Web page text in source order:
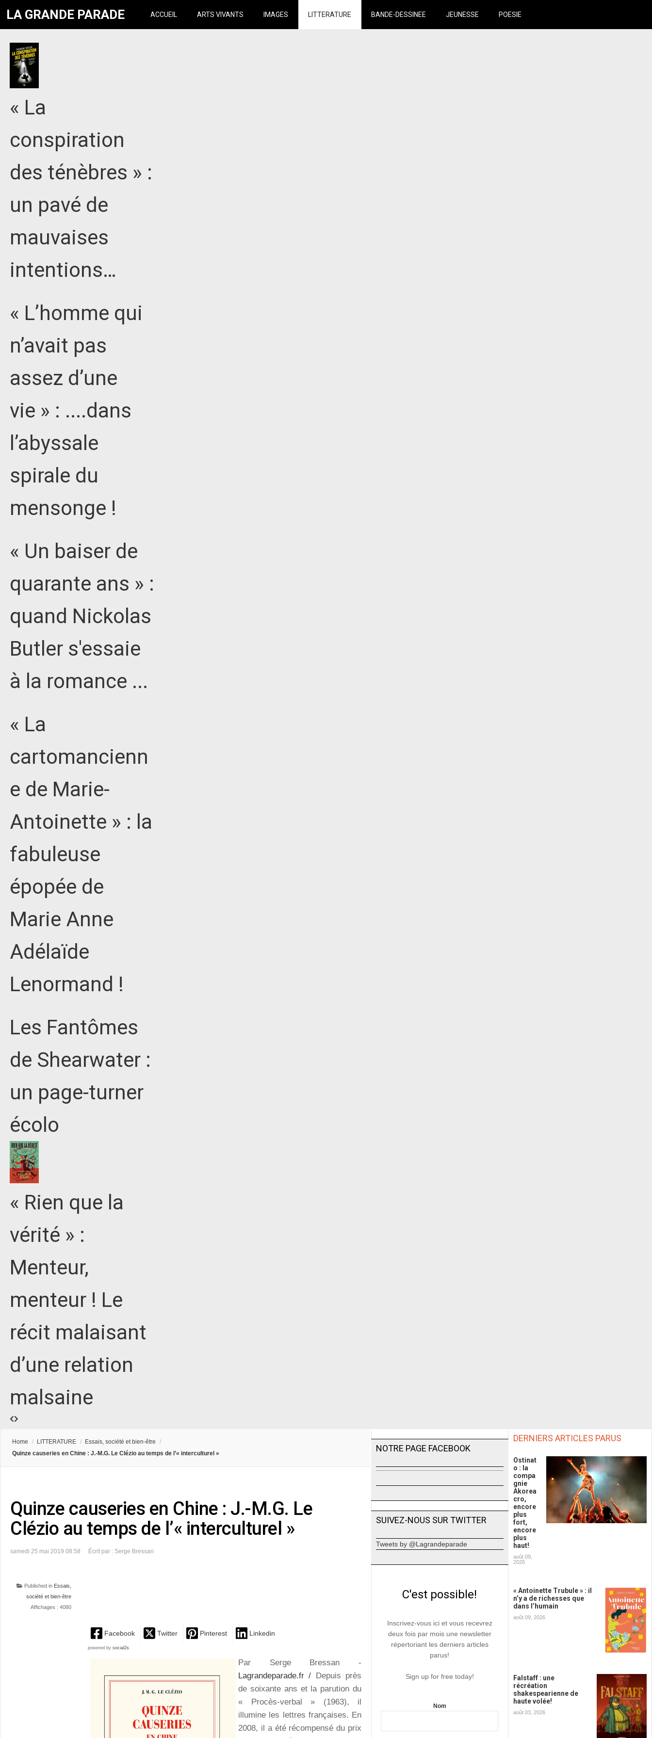
LA GRANDE PARADE ACCUEIL ARTS VIVANTS IMAGES LITTERATURE BANDE-DESSINEE JEUNESSE POESIE
« La
conspiration
des ténèbres » :
un pavé de
mauvaises
intentions…
« L’homme qui
n’avait pas
assez d’une
vie » : ....dans
l’abyssale
spirale du
mensonge !
« Un baiser de
quarante ans » :
quand Nickolas
Butler s'essaie
à la romance ...
« La
cartomancienn
e de Marie-
Antoinette » : la
fabuleuse
épopée de
Marie Anne
Adélaïde
Lenormand !
Les Fantômes
de Shearwater :
un page-turner
écolo
« Rien que la
vérité » :
Menteur,
menteur ! Le
récit malaisant
d’une relation
malsaine
Home / LITTERATURE / Essais, société et bien-être
/
Quinze causeries en Chine : J.-M.G. Le Clézio au temps de l’« interculturel »
Quinze causeries en Chine : J.-M.G. Le
Clézio au temps de l’« interculturel »
samedi 25 mai 2019 08:58 Écrit par : Serge Bressan
Published in Essais,
société et bien-être
Affichages : 4080
Facebook Twitter Pinterest Linkedin
powered by social2s
Par Serge Bressan -
Lagrandeparade.fr / Depuis près
de soixante ans et la parution du
« Procès-verbal » (1963), il
illumine les lettres françaises. En
2008, il a été récompensé du prix
NOTRE PAGE FACEBOOK
SUIVEZ-NOUS SUR TWITTER
Tweets by @Lagrandeparade
C'est possible!
Inscrivez-vous ici et vous recevrez
deux fois par mois une newsletter
répertoriant les derniers articles
parus!
Sign up for free today!
Nom
DERNIERS ARTICLES PARUS
Ostinat
o : la
compa
gnie
Akorea
cro,
encore
plus
fort,
encore
plus
haut!
août 09,
2026
« Antoinette Trubule » : il
n’y a de richesses que
dans l’humain
août 09, 2026
Falstaff : une
récréation
shakespearienne de
haute volée!
août 03, 2026